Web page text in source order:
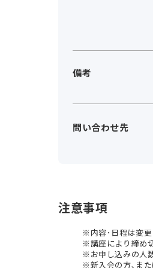
備考
問い合わせ先
注意事項
内容･日程は変
講座により締め
お申し込みの人
新入会の方､ま